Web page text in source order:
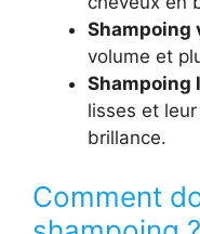
Shampoing
volume et
Shampoing
lisses et
brillance.
Comment